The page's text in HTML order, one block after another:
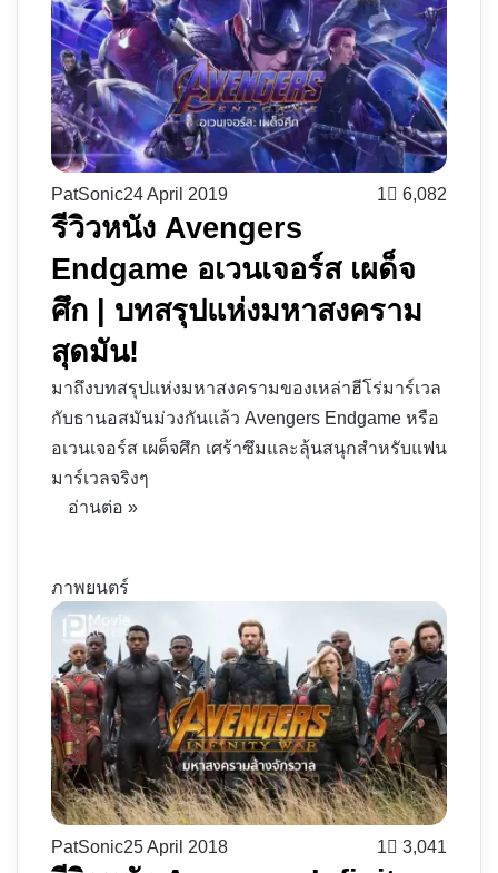
PatSonic24 April 2019 1 6,082
รีวิวหนัง Avengers
Endgame อเวนเจอร์ส เผด็จ
ศึก | บทสรุปแห่งมหาสงคราม
สุดมัน!
มาถึงบทสรุปแห่งมหาสงครามของเหล่าฮีโร่มาร์เวล
กับธานอสมันม่วงกันแล้ว Avengers Endgame หรือ
อเวนเจอร์ส เผด็จศึก เศร้าซึมและลุ้นสนุกสำหรับแฟน
มาร์เวลจริงๆ
อ่านต่อ »
ภาพยนตร์
PatSonic25 April 2018 1 3,041